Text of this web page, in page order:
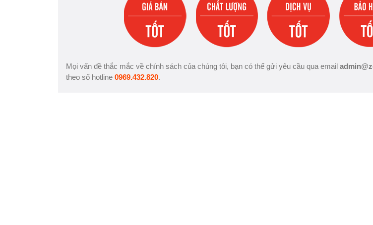
Mọi vấn đề thắc mắc về chính sách của chúng tôi, bạn có thể gửi yêu cầu qua email
theo số hotline 0969.432.820.